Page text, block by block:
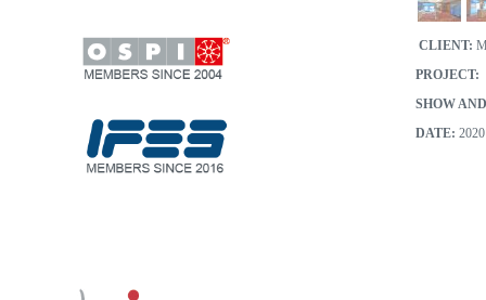
CLIENT:
PROJECT:
SHOW
DATE: 2020